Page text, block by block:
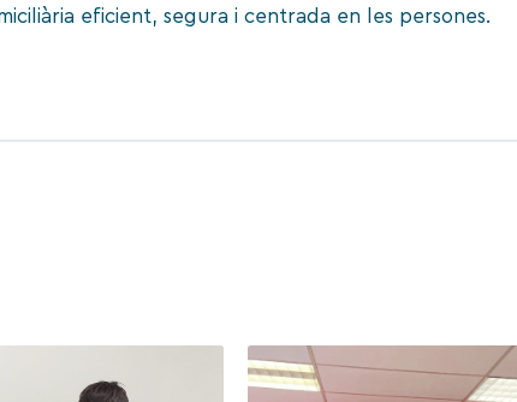
eficient, segura i centrada en les persones.